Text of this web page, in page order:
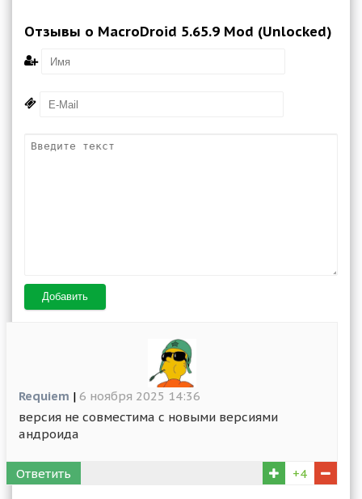
Отзывы о MacroDroid 5.65.9 Mod (Unlocked)
Добавить
Requiem | 6 ноября 2025 14:36
версия не совместима с новыми версиями
андроида
Ответить +4